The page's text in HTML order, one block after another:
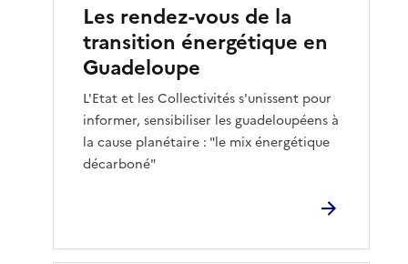
Les rendez-vous de la
transition énergétique en
Guadeloupe
L'Etat et les Collectivités s'unissent pour
informer, sensibiliser les guadeloupéens à
la cause planétaire : "le mix énergétique
décarboné"